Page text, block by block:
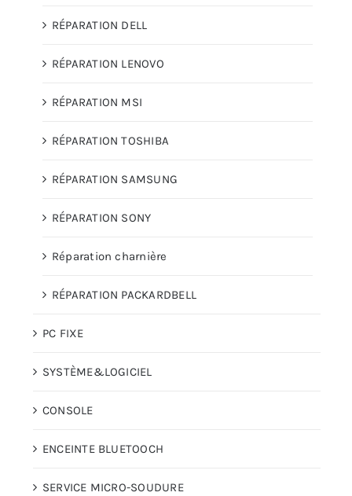
RÉPARATION DELL
RÉPARATION LENOVO
RÉPARATION MSI
RÉPARATION TOSHIBA
RÉPARATION SAMSUNG
RÉPARATION SONY
Réparation charnière
RÉPARATION PACKARDBELL
PC FIXE
SYSTÈME&LOGICIEL
CONSOLE
ENCEINTE BLUETOOCH
SERVICE MICRO-SOUDURE